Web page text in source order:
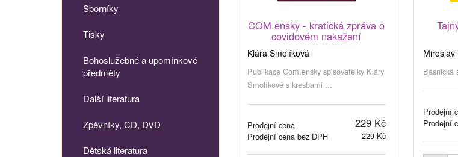
COM.ensky - kratičká zpráva o
covidovém nakažení
Klára Smolíková
Publikace Com.ensky spisovatelky Kláry
Smolíkové s kresbami ...
Prodejní cena 229 Kč
Prodejní cena bez DPH 229 Kč
Miroslav
Básnická
Prodejní
Prodejní
Sborníky
Tisky
Bohoslužebné a upomínkové
předměty
Další literatura
Zpěvníky, CD, DVD
Dětská literatura